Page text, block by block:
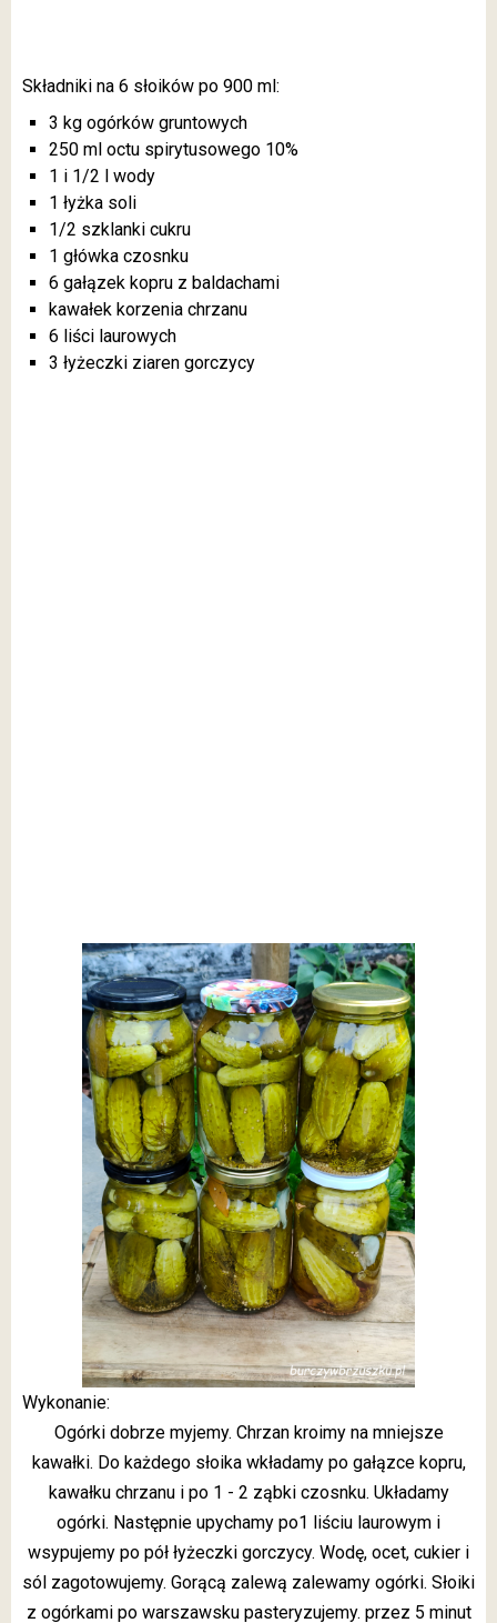
Składniki na 6 słoików po 900 ml:
3 kg ogórków gruntowych
250 ml octu spirytusowego 10%
1 i 1/2 l wody
1 łyżka soli
1/2 szklanki cukru
1 główka czosnku
6 gałązek kopru z baldachami
kawałek korzenia chrzanu
6 liści laurowych
3 łyżeczki ziaren gorczycy
Wykonanie:
Ogórki dobrze myjemy. Chrzan kroimy na mniejsze
kawałki. Do każdego słoika wkładamy po gałązce kopru,
kawałku chrzanu i po 1 - 2 ząbki czosnku. Układamy
ogórki. Następnie upychamy po1 liściu laurowym i
wsypujemy po pół łyżeczki gorczycy. Wodę, ocet, cukier i
sól zagotowujemy. Gorącą zalewą zalewamy ogórki. Słoiki
z ogórkami po warszawsku pasteryzujemy. przez 5 minut